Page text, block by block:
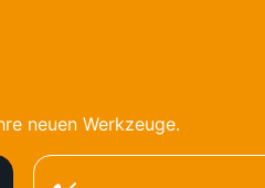
neuen Werkzeuge.